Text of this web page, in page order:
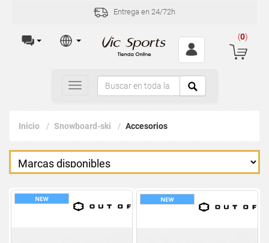
Entrega en 24/72h
(0)
Toggle
navigation
Inicio Snowboard-ski Accesorios